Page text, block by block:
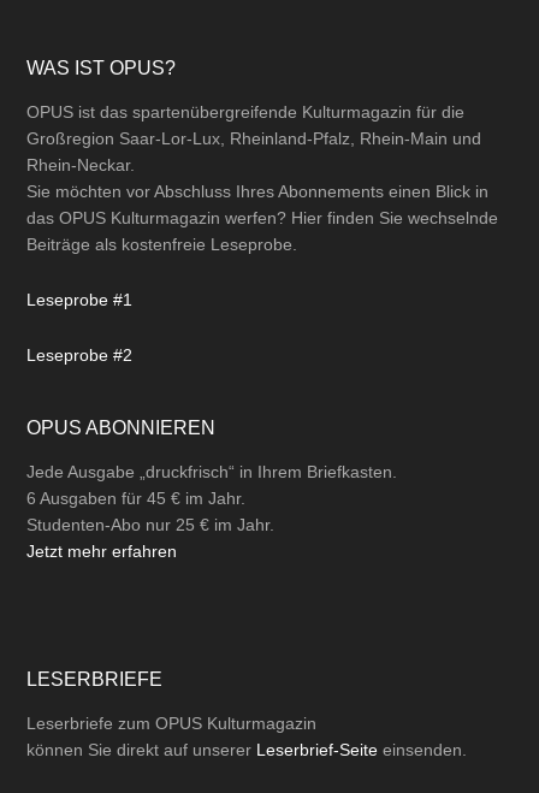
Footer
WAS IST OPUS?
OPUS ist das spartenübergreifende Kulturmagazin für die
Großregion Saar-Lor-Lux, Rheinland-Pfalz, Rhein-Main und
Rhein-Neckar.
Sie möchten vor Abschluss Ihres Abonnements einen Blick in
das OPUS Kulturmagazin werfen? Hier finden Sie wechselnde
Beiträge als kostenfreie Leseprobe.
Leseprobe #1
Leseprobe #2
OPUS ABONNIEREN
Jede Ausgabe „druckfrisch“ in Ihrem Briefkasten.
6 Ausgaben für 45 € im Jahr.
Studenten-Abo nur 25 € im Jahr.
Jetzt mehr erfahren
LESERBRIEFE
Leserbriefe zum OPUS Kulturmagazin
können Sie direkt auf unserer Leserbrief-Seite einsenden.